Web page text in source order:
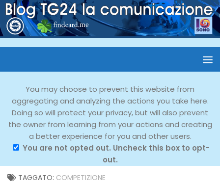
You may choose to prevent this website from
aggregating and analyzing the actions you take here.
Doing so will protect your privacy, but will also prevent
the owner from learning from your actions and creating
a better experience for you and other users.
You are not opted out. Uncheck this box to opt-
out.
TAGGATO: COMPETIZIONE